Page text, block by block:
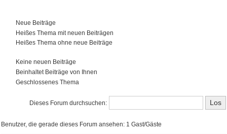
Neue Beiträge
Heißes Thema mit neuen Beiträgen
Heißes Thema ohne neue Beiträge
Keine neuen Beiträge
Beinhaltet Beiträge von Ihnen
Geschlossenes Thema
Dieses Forum durchsuchen:
Benutzer, die gerade dieses Forum ansehen: 1 Gast/Gäste